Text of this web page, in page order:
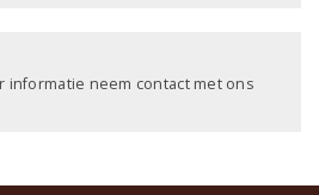
informatie neem contact met ons